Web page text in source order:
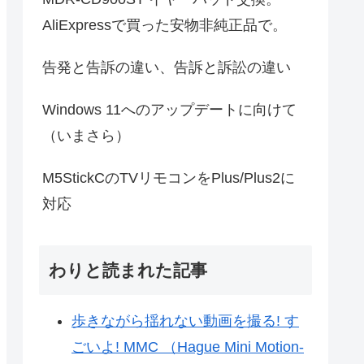
AliExpressで買った安物非純正品で。
告発と告訴の違い、告訴と訴訟の違い
Windows 11へのアップデートに向けて
（いまさら）
M5StickCのTVリモコンをPlus/Plus2に
対応
わりと読まれた記事
歩きながら揺れない動画を撮る! す
ごいよ! MMC （Hague Mini Motion-